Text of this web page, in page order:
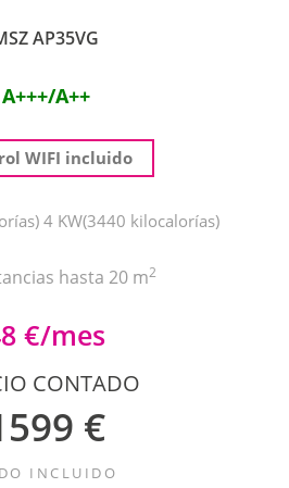
AP35VG
A+++/A++
WIFI incluido
4 KW(3440 kilocalorías)
hasta 20 m2
€/mes
CONTADO
€
INCLUIDO